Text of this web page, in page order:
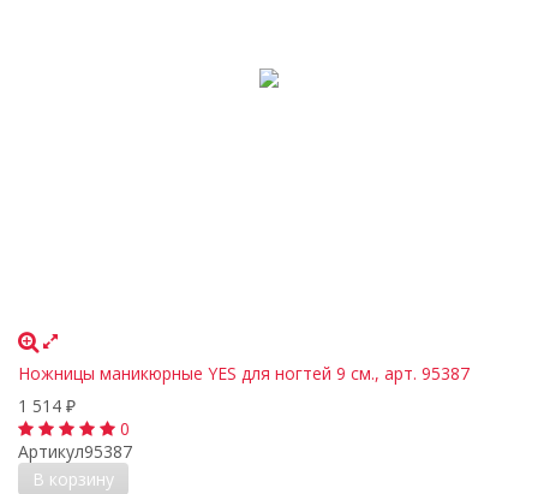
Ножницы маникюрные YES для ногтей 9 см., арт. 95387
1 514 ₽
0
Артикул95387
В корзину